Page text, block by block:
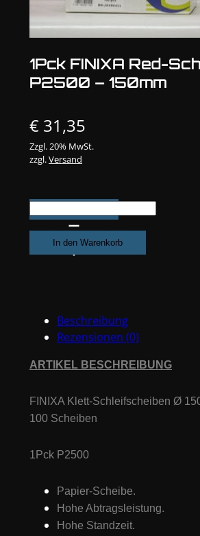
1Pck FINIXA Red-
P2500 – 150mm
€ 31,35
Zzgl. 20% MwSt.
zzgl.Versand
1Pck
FINIXA
Schleifscheiben,
Menge
In den Warenkorb
Beschreibung
Rezensionen (0)
ARTIKEL BESCHREIBUNG
FINIXA Klett-Schleifscheiben Ø
100 Scheiben
1Pck P2500
Papier-Scheibe.
Hohe Abtragsleistung.
Hohe Standzeit.